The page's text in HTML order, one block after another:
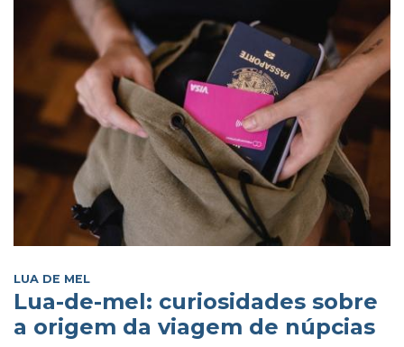
LUA DE MEL
Lua-de-mel: curiosidades sobre
a origem da viagem de núpcias